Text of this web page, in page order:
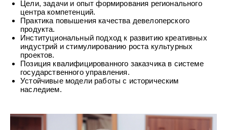
Цели, задачи и опыт формирования регионального
центра компетенций.
Практика повышения качества девелоперского
продукта.
Институциональный подход к развитию креативных
индустрий и стимулированию роста культурных
проектов.
Позиция квалифицированного заказчика в системе
государственного управления.
Устойчивые модели работы с историческим
наследием.